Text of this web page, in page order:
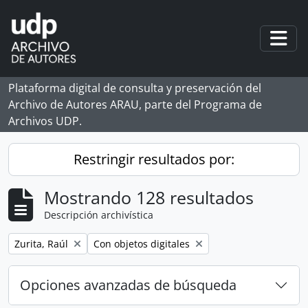
Skip to main content
Plataforma digital de consulta y preservación del
Archivo de Autores ARAU, parte del Programa de
Archivos UDP.
Restringir resultados por:
Mostrando 128 resultados
Descripción archivística
Remove filter:
Zurita, Raúl Remove filter:
Con objetos digitales
Opciones avanzadas de búsqueda